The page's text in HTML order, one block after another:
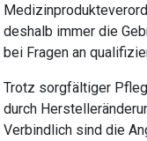
deshalb immer die
bei Fragen an
Trotz sorgfältiger
durch
Verbindlich sind die